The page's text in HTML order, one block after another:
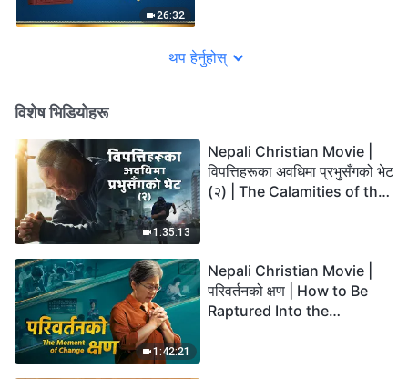
26:32
थप हेर्नुहोस्
विशेष भिडियोहरू
1:35:13
Nepali Christian Movie |
विपत्तिहरूका अवधिमा प्रभुसँगको भेट
(२) | The Calamities of the
1:42:21
Nepali Christian Movie |
परिवर्तनको क्षण | How to Be
Raptured Into the